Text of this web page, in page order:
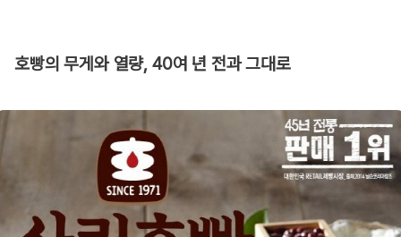
호빵의 무게와 열량, 40여 년 전과 그대로